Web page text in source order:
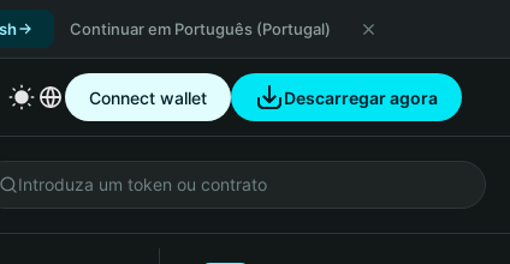
Continuar em Português (Portugal)
Connect wallet Descarregar agora